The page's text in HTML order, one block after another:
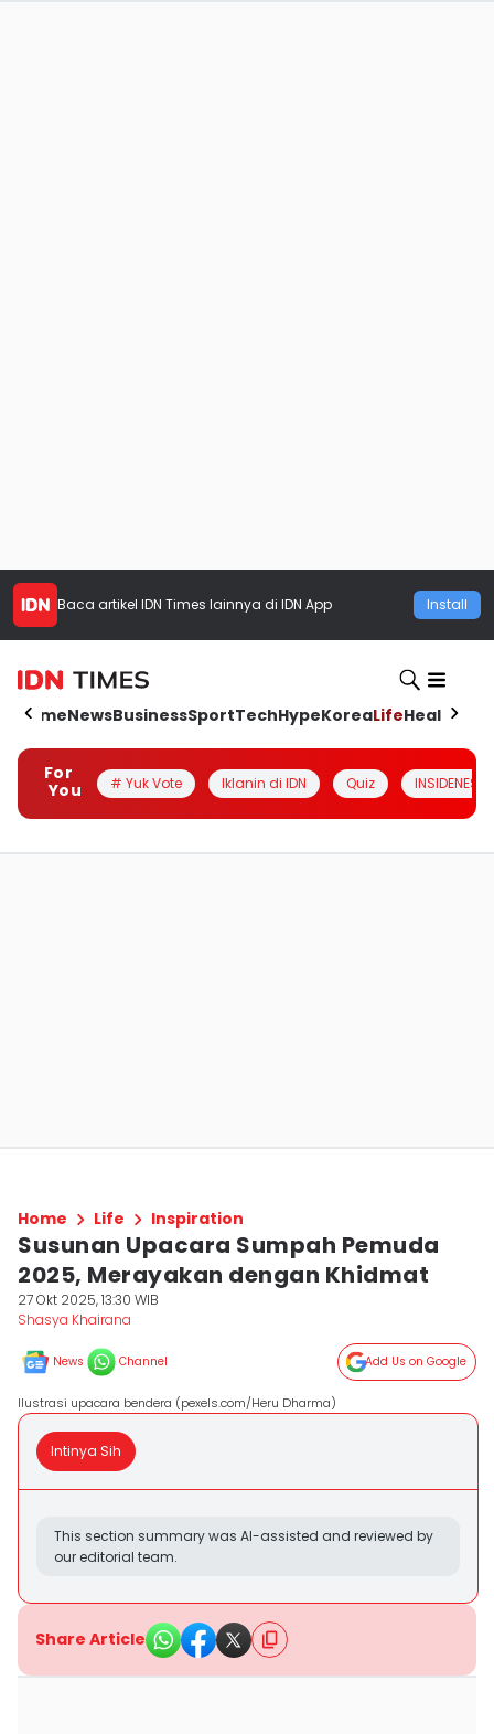
Baca artikel IDN Times lainnya di IDN App Install
HomeNewsBusinessSportTechHypeKoreaLifeHealth
For
You
# Yuk Vote Iklanin di IDN Quiz INSIDENESIA
Home Life Inspiration
Susunan Upacara Sumpah Pemuda
2025, Merayakan dengan Khidmat
27 Okt 2025, 13:30 WIB
Shasya Khairana
News Channel Add Us on Google
Ilustrasi upacara bendera (pexels.com/Heru Dharma)
Intinya Sih
This section summary was AI-assisted and reviewed by
our editorial team.
Share Article